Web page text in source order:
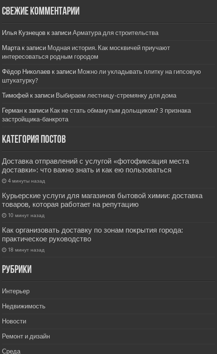
Свежие комментарии
Илья Кузнецов к записиАрматура для строительства
Мартак записи Модная история. Как москвичей приучают
интересоваться родным городом
Фёдор Николаев к записи Можно ли укладывать плитку на гипсовую
штукатурку?
Тимофей к записи Выбираем лестницу-стремянку для дома
Герман к записи Как не стать обманутым дольщиком? 3 признака
застройщика-банкрота
Категория постов
Доставка отправлений с услугой «фотофиксация места
доставки»: что важно знать и как ею пользоваться
4 минуты назад
Курьерские услуги для магазинов бытовой химии: доставка
товаров, которая работает на репутацию
10 минут назад
Как организовать доставку по зонам покрытия города:
практическое руководство
18 минут назад
РУбрики
Интерьер
Недвижимость
Новости
Ремонт и дизайн
Среда